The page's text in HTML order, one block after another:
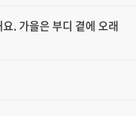
. 가을은 부디 곁에 오래